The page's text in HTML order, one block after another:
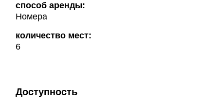
способ аренды:
Номера
количество мест:
6
Доступность